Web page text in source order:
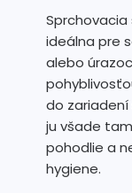
Sprchovacia
ideálna pre
alebo
do
ju všade
pohodlie a
hygiene.